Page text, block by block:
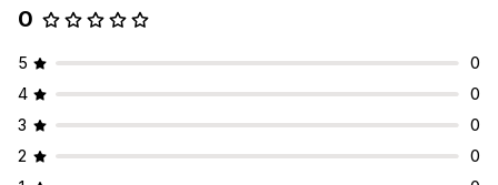
0
5
0
4
0
3
0
2
0